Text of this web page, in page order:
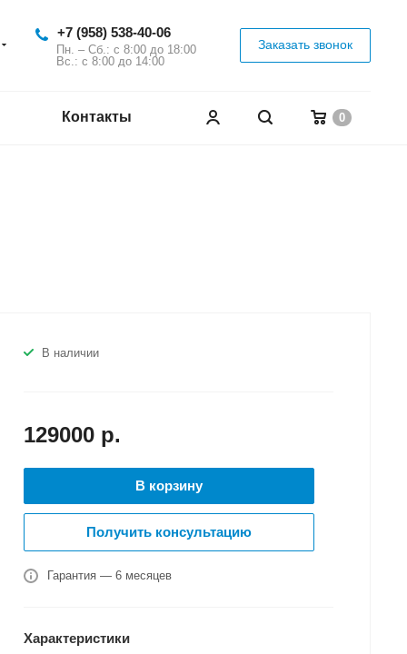
+7 (958) 538-40-06
Пн. – Сб.: с 8:00 до 18:00
Вс.: с 8:00 до 14:00
Заказать звонок
0
Контакты
В наличии
129000 р.
В корзину
Получить консультацию
Гарантия — 6 месяцев
Характеристики